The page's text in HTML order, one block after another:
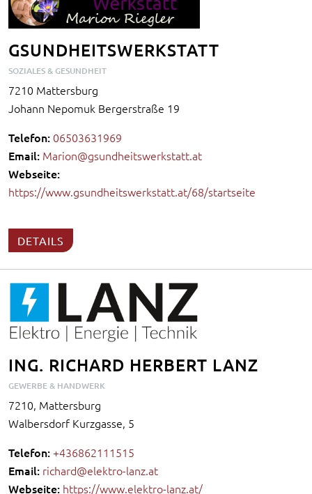
GSUNDHEITSWERKSTATT
SOZIALES & GESUNDHEIT
7210 Mattersburg
Johann Nepomuk Bergerstraße 19
Telefon: 06503631969
Email: Marion@gsundheitswerkstatt.at
Webseite:
https://www.gsundheitswerkstatt.at/68/startseite
DETAILS
ING. RICHARD HERBERT LANZ
GEWERBE & HANDWERK
7210, Mattersburg
Walbersdorf Kurzgasse, 5
Telefon:+436862111515
Email: richard@elektro-lanz.at
Webseite: https://www.elektro-lanz.at/